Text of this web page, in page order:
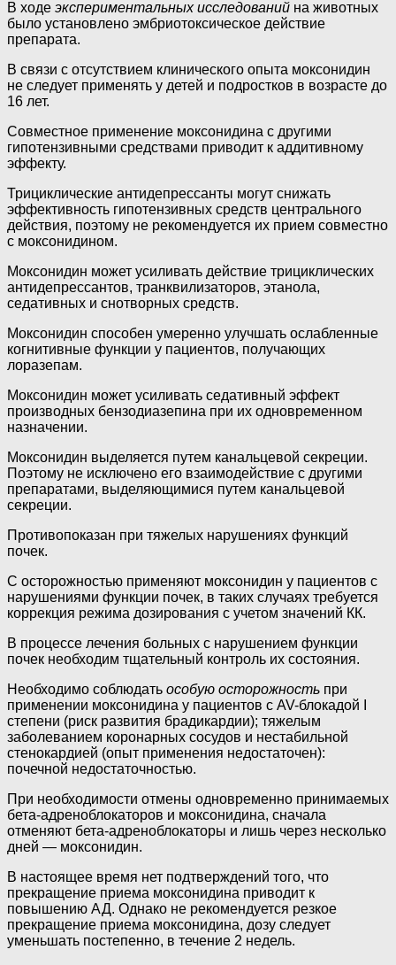
В ходе экспериментальных исследований на животных
было установлено эмбриотоксическое действие
препарата.
В связи с отсутствием клинического опыта моксонидин
не следует применять у детей и подростков в возрасте до
16 лет.
Совместное применение моксонидина с другими
гипотензивными средствами приводит к аддитивному
эффекту.
Трициклические антидепрессанты могут снижать
эффективность гипотензивных средств центрального
действия, поэтому не рекомендуется их прием совместно
с моксонидином.
Моксонидин может усиливать действие трициклических
антидепрессантов, транквилизаторов, этанола,
седативных и снотворных средств.
Моксонидин способен умеренно улучшать ослабленные
когнитивные функции у пациентов, получающих
лоразепам.
Моксонидин может усиливать седативный эффект
производных бензодиазепина при их одновременном
назначении.
Моксонидин выделяется путем канальцевой секреции.
Поэтому не исключено его взаимодействие с другими
препаратами, выделяющимися путем канальцевой
секреции.
Противопоказан при тяжелых нарушениях функций
почек.
С осторожностью применяют моксонидин у пациентов с
нарушениями функции почек, в таких случаях требуется
коррекция режима дозирования с учетом значений КК.
В процессе лечения больных с нарушением функции
почек необходим тщательный контроль их состояния.
Необходимо соблюдать особую осторожность при
применении моксонидина у пациентов с AV-блокадой I
степени (риск развития брадикардии); тяжелым
заболеванием коронарных сосудов и нестабильной
стенокардией (опыт применения недостаточен):
почечной недостаточностью.
При необходимости отмены одновременно принимаемых
бета-адреноблокаторов и моксонидина, сначала
отменяют бета-адреноблокаторы и лишь через несколько
дней — моксонидин.
В настоящее время нет подтверждений того, что
прекращение приема моксонидина приводит к
повышению АД. Однако не рекомендуется резкое
прекращение приема моксонидина, дозу следует
уменьшать постепенно, в течение 2 недель.